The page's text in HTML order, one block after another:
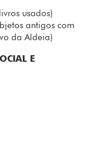
usados)
antigos com
da Aldeia)
E